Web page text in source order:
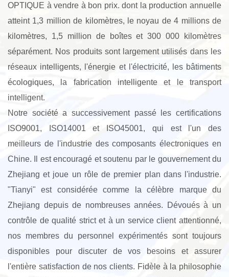
OPTIQUE à vendre à bon prix. dont la production annuelle
atteint 1,3 million de kilomètres, le noyau de 4 millions de
kilomètres, 1,5 million de boîtes et 300 000 kilomètres
séparément. Nos produits sont largement utilisés dans les
réseaux intelligents, l'énergie et l'électricité, les bâtiments
écologiques, la fabrication intelligente et le transport
intelligent.
Notre société a successivement passé les certifications
ISO9001, ISO14001 et ISO45001, qui est l'un des
meilleurs de l'industrie des composants électroniques en
Chine. Il est encouragé et soutenu par le gouvernement du
Zhejiang et joue un rôle de premier plan dans l'industrie.
"Tianyi" est considérée comme la célèbre marque du
Zhejiang depuis de nombreuses années. Dévoués à un
contrôle de qualité strict et à un service client attentionné,
nos membres du personnel expérimentés sont toujours
disponibles pour discuter de vos besoins et assurer
l'entière satisfaction de nos clients. Fidèle à la philosophie